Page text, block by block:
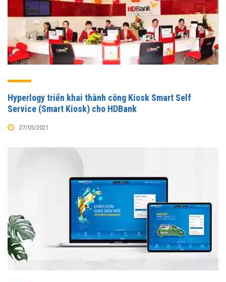
Hyperlogy triển khai thành công Kiosk Smart Self
Service (Smart Kiosk) cho HDBank
27/05/2021